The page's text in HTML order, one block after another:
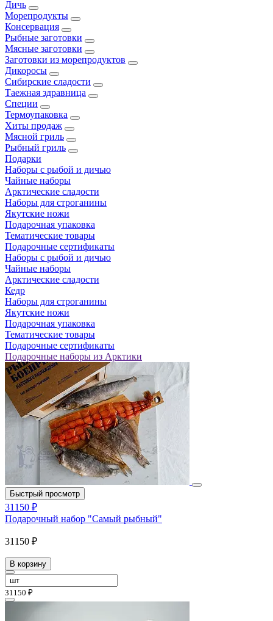
Дичь
Морепродукты
Консервация
Рыбные заготовки
Мясные заготовки
Заготовки из морепродуктов
Дикоросы
Сибирские сладости
Таежная здравница
Специи
Термоупаковка
Хиты продаж
Мясной гриль
Рыбный гриль
Подарки
Наборы с рыбой и дичью
Чайные наборы
Арктические сладости
Наборы для строганины
Якутские ножи
Подарочная упаковка
Тематические товары
Подарочные сертификаты
Наборы с рыбой и дичью
Чайные наборы
Арктические сладости
Кедр
Наборы для строганины
Якутские ножи
Подарочная упаковка
Тематические товары
Подарочные сертификаты
Подарочные наборы из Арктики
Быстрый просмотр
31150 ₽
Подарочный набор "Самый рыбный"
31150 ₽
В корзину
31150 ₽